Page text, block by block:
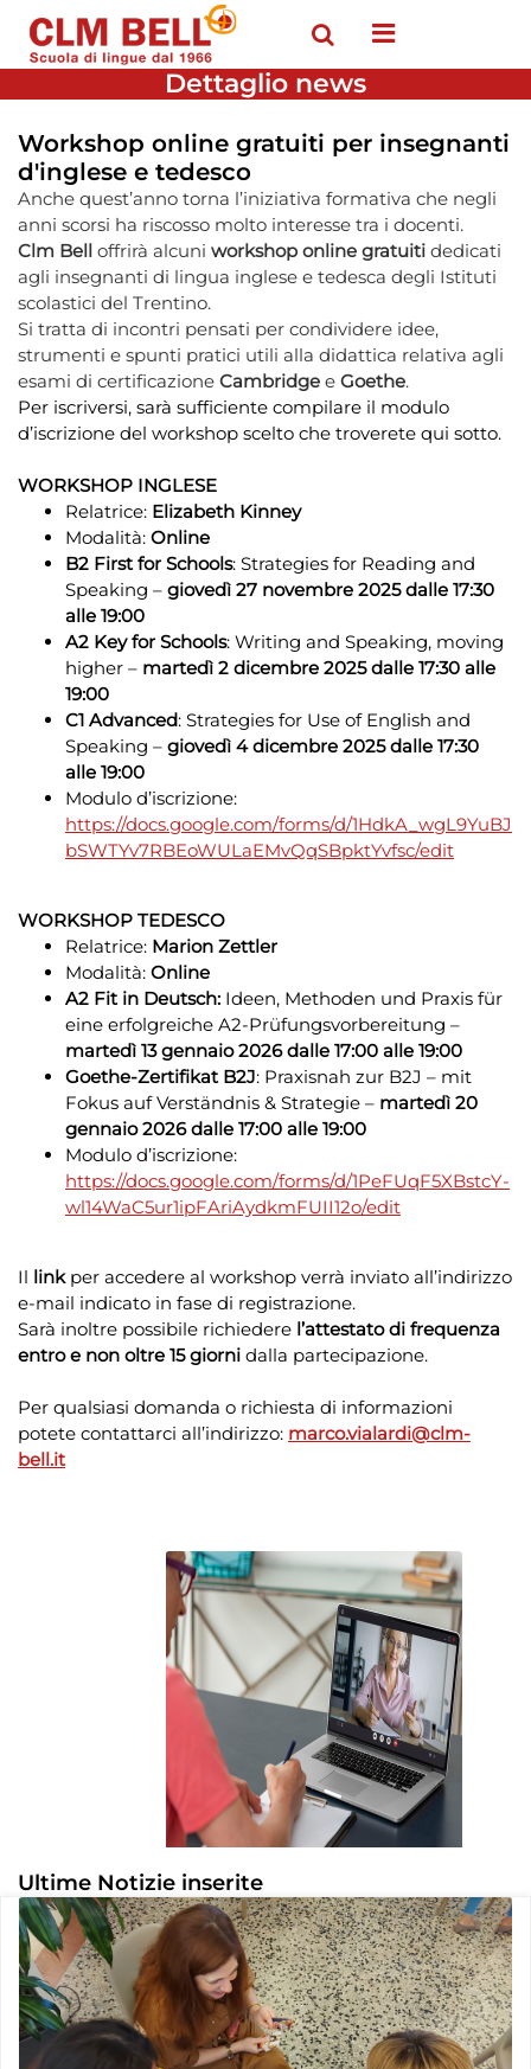
Open menu
Dettaglio news
Workshop online gratuiti per insegnanti
d'inglese e tedesco
Anche quest’anno torna l’iniziativa formativa che negli
anni scorsi ha riscosso molto interesse tra i docenti.
Clm Bell offrirà alcuni workshop online gratuiti dedicati
agli insegnanti di lingua inglese e tedesca degli Istituti
scolastici del Trentino.
Si tratta di incontri pensati per condividere idee,
strumenti e spunti pratici utili alla didattica relativa agli
esami di certificazione Cambridge e Goethe.
Per iscriversi, sarà sufficiente compilare il modulo
d’iscrizione del workshop scelto che troverete qui sotto.
WORKSHOP INGLESE
Relatrice: Elizabeth Kinney
Modalità: Online
B2 First for Schools: Strategies for Reading and
Speaking – giovedì 27 novembre 2025 dalle 17:30
alle 19:00
A2 Key for Schools: Writing and Speaking, moving
higher – martedì 2 dicembre 2025 dalle 17:30 alle
19:00
C1 Advanced: Strategies for Use of English and
Speaking – giovedì 4 dicembre 2025 dalle 17:30
alle 19:00
Modulo d’iscrizione:
https://docs.google.com/forms/d/1HdkA_wgL9YuBJ
bSWTYv7RBEoWULaEMvQqSBpktYvfsc/edit
WORKSHOP TEDESCO
Relatrice: Marion Zettler
Modalità: Online
A2 Fit in Deutsch: Ideen, Methoden und Praxis für
eine erfolgreiche A2-Prüfungsvorbereitung –
martedì 13 gennaio 2026 dalle 17:00 alle 19:00
Goethe-Zertifikat B2J: Praxisnah zur B2J – mit
Fokus auf Verständnis & Strategie – martedì 20
gennaio 2026 dalle 17:00 alle 19:00
Modulo d’iscrizione:
https://docs.google.com/forms/d/1PeFUqF5XBstcY-
wl14WaC5ur1ipFAriAydkmFUII12o/edit
Il linkper accedere al workshop verrà inviato all’indirizzo
e-mail indicato in fase di registrazione.
Sarà inoltre possibile richiedere l’attestato di frequenza
entro e non oltre 15 giorni dalla partecipazione.
Per qualsiasi domanda o richiesta di informazioni
potete contattarci all’indirizzo: marco.vialardi@clm-
bell.it
Ultime Notizie inserite